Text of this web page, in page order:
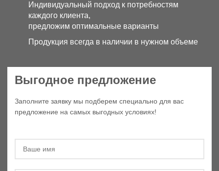
Индивидуальный подход к потребностям
каждого клиента,
предложим оптимальные варианты
Продукция всегда в наличии в нужном объеме
Выгодное предложение
Заполните заявку мы подберем специально для вас
предложение на самых выгодных условиях!